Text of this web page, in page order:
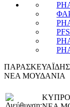
ΝΕΑ ΜΟΥΔΑΝΙΑ